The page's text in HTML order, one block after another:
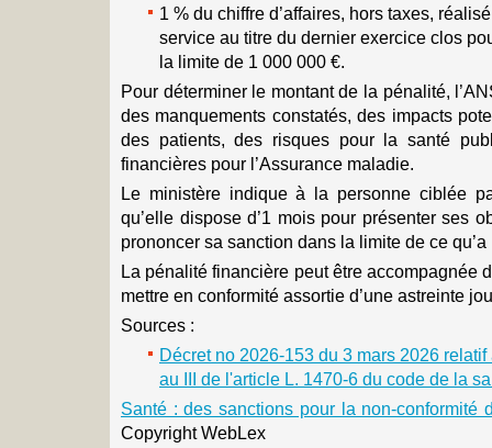
1 % du chiffre d’affaires, hors taxes,
service au titre du dernier exercice clos
la limite de 1 000 000 €.
Pour déterminer le montant de la pénalité,
des manquements constatés, des impacts
des patients, des risques pour la santé
financières pour l’Assurance maladie.
Le ministère indique à la personne ciblée
qu’elle dispose d’1 mois pour présenter ses
prononcer sa sanction dans la limite de ce qu’a
La pénalité financière peut être accompagnée
mettre en conformité assortie d’une astreinte
Sources :
Décret no 2026-153 du 3 mars 2026
au III de l'article L. 1470-6 du code de la
Santé : des sanctions pour la non-conformité
Copyright WebLex